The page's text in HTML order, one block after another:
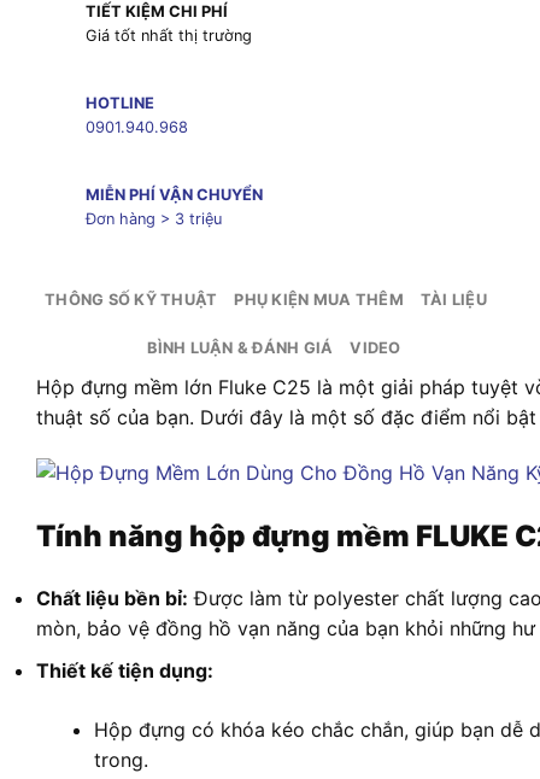
TIẾT KIỆM CHI PHÍ
Giá tốt nhất thị trường
HOTLINE
0901.940.968
MIỄN PHÍ VẬN CHUYỂN
Đơn hàng > 3 triệu
THÔNG SỐ KỸ THUẬT PHỤ KIỆN MUA THÊM TÀI LIỆU
BÌNH LUẬN & ĐÁNH GIÁ VIDEO
Hộp đựng mềm lớn Fluke C25 là một giải pháp tuyệt
thuật số của bạn. Dưới đây là một số đặc điểm nổi bật
Tính năng hộp đựng mềm FLUKE
Chất liệu bền bỉ: Được làm từ polyester chất lượng
mòn, bảo vệ đồng hồ vạn năng của bạn khỏi những
Thiết kế tiện dụng:
Hộp đựng có khóa kéo chắc chắn, giúp bạn dễ
trong.